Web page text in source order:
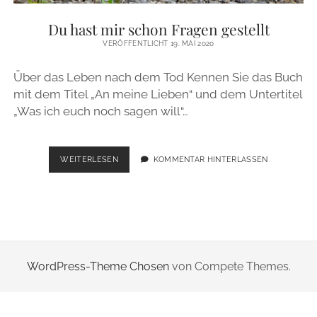
instagram
email
Du hast mir schon Fragen gestellt
VERÖFFENTLICHT 19. MAI 2020
Über das Leben nach dem Tod Kennen Sie das Buch
mit dem Titel „An meine Lieben“ und dem Untertitel
„Was ich euch noch sagen will“…
WEITERLESENDU
HAST
KOMMENTAR HINTERLASSEN
WordPress-Theme Chosenvon Compete Themes.